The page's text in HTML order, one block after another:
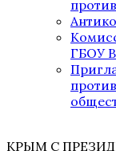
ГБОУ
КРЫМ С